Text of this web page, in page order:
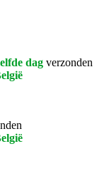
dag verzonden